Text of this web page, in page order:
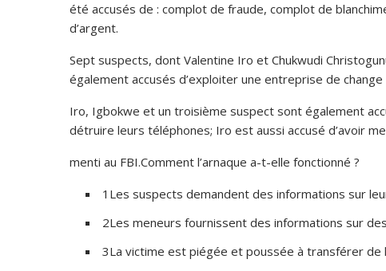
été accusés de : complot de fraude, complot de
d’argent.
Sept suspects, dont Valentine Iro et Chukwudi
également accusés d’exploiter une entreprise de change
Iro, Igbokwe et un troisième suspect sont également
détruire leurs téléphones; Iro est aussi accusé d’avoir
menti au FBI.Comment l’arnaque a-t-elle fonctionné ?
1Les suspects demandent des informations sur
2Les meneurs fournissent des informations sur
3La victime est piégée et poussée à transférer de